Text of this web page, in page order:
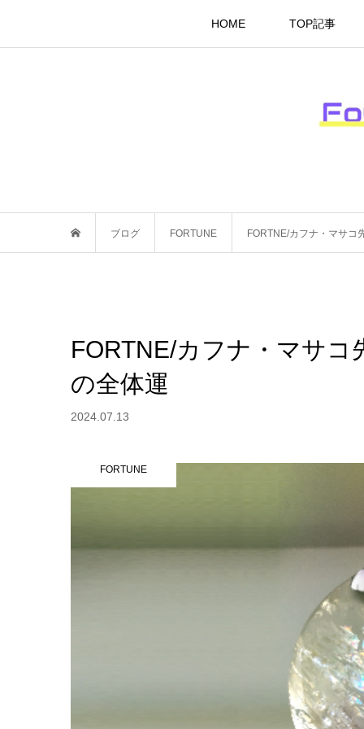
HOME TOP記事
ブログ FORTUNE FORTNE/カフナ・マサコ
FORTNE/カフナ・マサ
の全体運
2024.07.13
FORTUNE